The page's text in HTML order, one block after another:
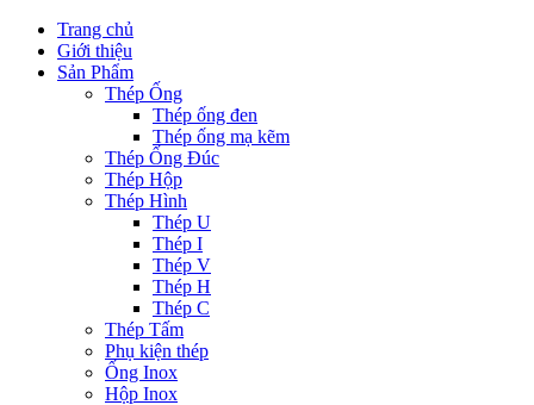
Trang chủ
Giới thiệu
Sản Phẩm
Thép Ống
Thép ống đen
Thép ống mạ kẽm
Thép Ống Đúc
Thép Hộp
Thép Hình
Thép U
Thép I
Thép V
Thép H
Thép C
Thép Tấm
Phụ kiện thép
Ống Inox
Hộp Inox